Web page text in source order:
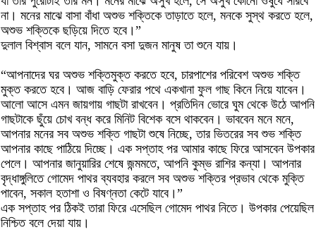
না। মনের মাঝে বাসা বাঁধা অশুভ শক্তিকে তাড়াতে হলে, মনকে সুস্থ করতে হলে,
অশুভ শক্তিকে ছড়িয়ে দিতে হবে।”
দুলাল বিশ্বাস বলে যান, সামনে বসা দুজন মানুষ তা শুনে যায়।
“আপনাদের ঘর অশুভ শক্তিমুক্ত করতে হবে, চারপাশের পরিবেশ অশুভ শক্তি
মুক্ত করতে হবে। আজ বাড়ি ফেরার পথে একখানা ফুল গাছ কিনে নিয়ে যাবেন।
আলো আসে এমন জায়গায় গাছটা রাখবেন। প্রতিদিন ভোরে ঘুম থেকে উঠে আপনি
গাছটাকে ছুঁয়ে চোখ বন্ধ করে মিনিট বিশেক বসে থাকবেন। ভাববেন মনে মনে,
আপনার মনের সব অশুভ শক্তি গাছটা শুষে নিচ্ছে, তার ভিতরের সব শুভ শক্তি
আপনার কাছে পাঠিয়ে দিচ্ছে। এক সপ্তাহ পর আমার কাছে ফিরে আসবেন উপকার
পেলে। আপনার জানুয়ারির শেষে জন্মমতে, আপনি কুম্ভ রাশির কন্যা। আপনার
বৃদ্ধাঙ্গুলিতে গোমেদ পাথর ব্যবহার করলে সব অশুভ শক্তির প্রভাব থেকে মুক্তি
পাবেন, সকাল হতাশা ও বিষণ্নতা কেটে যাবে।”
এক সপ্তাহ পর ঠিকই তারা ফিরে এসেছিল গোমেদ পাথর নিতে। উপকার পেয়েছিল
নিশ্চিত বলে দেয়া যায়।